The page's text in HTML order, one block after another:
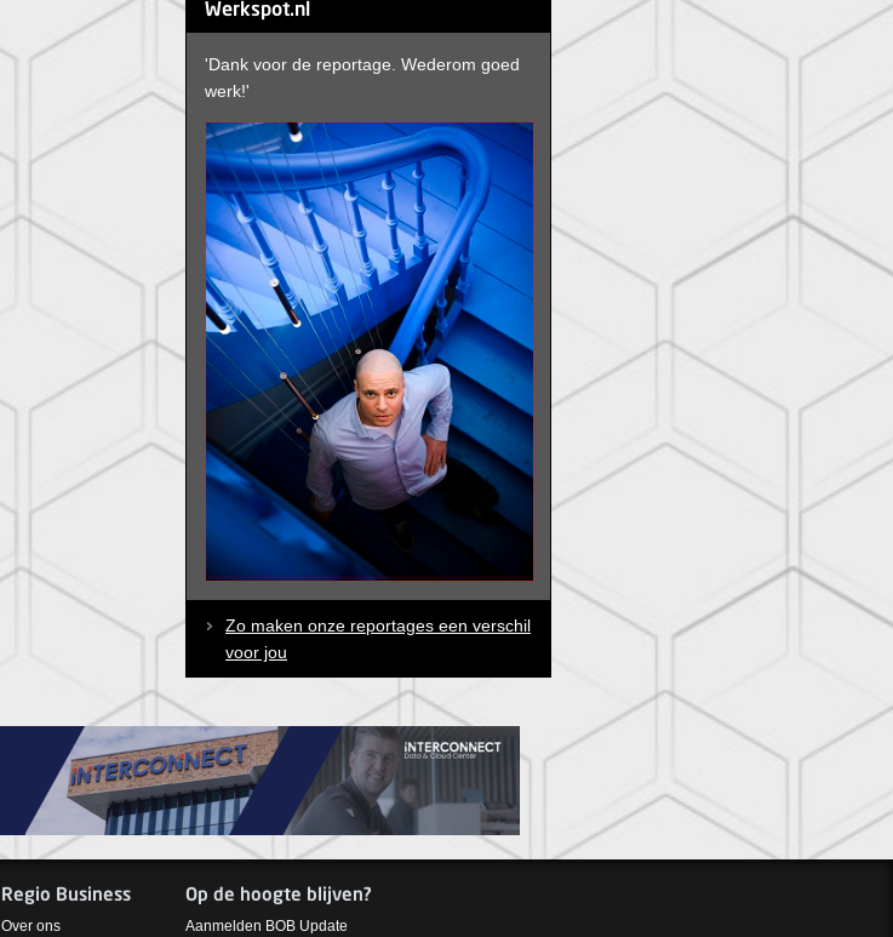
Werkspot.nl
'Dank voor de reportage. Wederom goed
werk!'
Zo maken onze reportages een verschil
voor jou
Regio Business
Over ons
Op de hoogte blijven?
Aanmelden BOB Update